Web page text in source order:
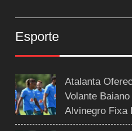
Esporte
Atalanta
Volante
Alvinegro Fixa